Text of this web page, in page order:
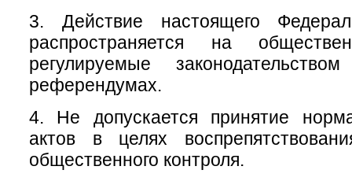
3. Действие настоящего
распространяется на
регулируемые
референдумах.
4. Не допускается принятие
актов в целях
общественного контроля.